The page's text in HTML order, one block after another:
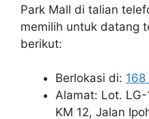
Park Mall di talian
memilih untuk datang
berikut:
Berlokasi di: 168
Alamat: Lot. LG-
KM 12, Jalan